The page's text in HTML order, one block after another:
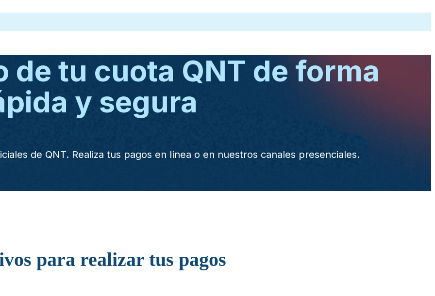
de tu cuota QNT de forma
y segura
de QNT. Realiza tus pagos en línea o en nuestros canales presenciales.
para realizar tus pagos